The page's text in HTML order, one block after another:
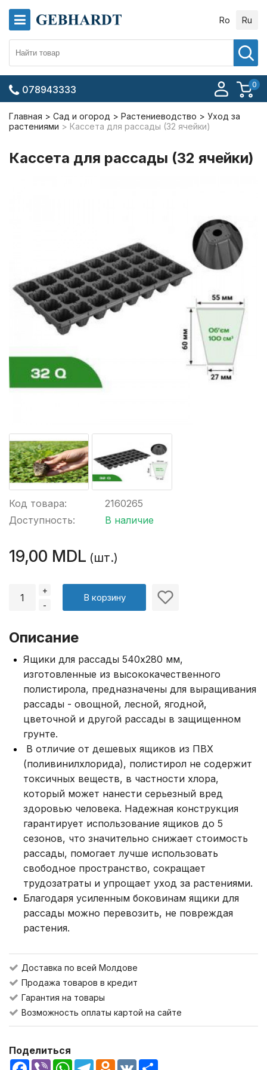
Ro Ru
0
078943333
Главная Сад и огород Растениеводство
Уход за
растениями
Кассета для рассады (32 ячейки)
Кассета для рассады (32 ячейки)
Код товара:
Доступность:
2160265
В наличие
19,00 MDL (шт.)
+
-
В корзину
Описание
Ящики для рассады 540х280 мм,
изготовленные из высококачественного
полистирола, предназначены для выращивания
рассады - овощной, лесной, ягодной,
цветочной и другой рассады в защищенном
грунте.
В отличие от дешевых ящиков из ПВХ
(поливинилхлорида), полистирол не содержит
токсичных веществ, в частности хлора,
который может нанести серьезный вред
здоровью человека. Надежная конструкция
гарантирует использование ящиков до 5
сезонов, что значительно снижает стоимость
рассады, помогает лучше использовать
свободное пространство, сокращает
трудозатраты и упрощает уход за растениями.
Благодаря усиленным боковинам ящики для
рассады можно перевозить, не повреждая
растения.
Доставка по всей Молдове
Продажа товаров в кредит
Гарантия на товары
Возможность оплаты картой на сайте
Поделиться
Facebook
Viber WhatsApp
TelegramOdnoklassniki
VK